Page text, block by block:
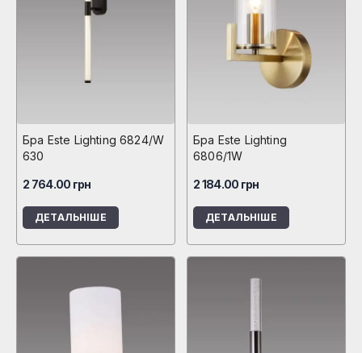
Бра Este Lighting 6824/W
630
2 764.00 грн
ДЕТАЛЬНІШЕ
Бра Este Lighting
6806/1W
2 184.00 грн
ДЕТАЛЬНІШЕ